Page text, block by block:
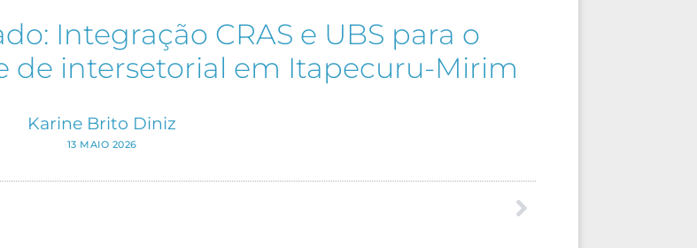
Integração CRAS e UBS para o
de intersetorial em Itapecuru-Mirim
Karine Brito Diniz
13 MAIO 2026